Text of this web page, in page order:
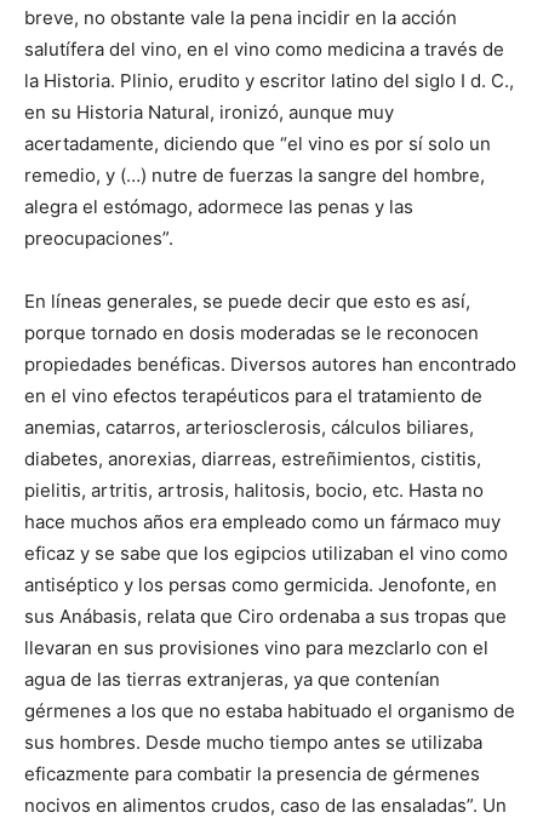
breve, no obstante vale la pena incidir en la acción
salutífera del vino, en el vino como medicina a través de
la Historia. Plinio, erudito y escritor latino del siglo I d. C.,
en su Historia Natural, ironizó, aunque muy
acertadamente, diciendo que “el vino es por sí solo un
remedio, y (…) nutre de fuerzas la sangre del hombre,
alegra el estómago, adormece las penas y las
preocupaciones”.
En líneas generales, se puede decir que esto es así,
porque tornado en dosis moderadas se le reconocen
propiedades benéficas. Diversos autores han encontrado
en el vino efectos terapéuticos para el tratamiento de
anemias, catarros, arteriosclerosis, cálculos biliares,
diabetes, anorexias, diarreas, estreñimientos, cistitis,
pielitis, artritis, artrosis, halitosis, bocio, etc. Hasta no
hace muchos años era empleado como un fármaco muy
eficaz y se sabe que los egipcios utilizaban el vino como
antiséptico y los persas como germicida. Jenofonte, en
sus Anábasis, relata que Ciro ordenaba a sus tropas que
llevaran en sus provisiones vino para mezclarlo con el
agua de las tierras extranjeras, ya que contenían
gérmenes a los que no estaba habituado el organismo de
sus hombres. Desde mucho tiempo antes se utilizaba
eficazmente para combatir la presencia de gérmenes
nocivos en alimentos crudos, caso de las ensaladas”. Un